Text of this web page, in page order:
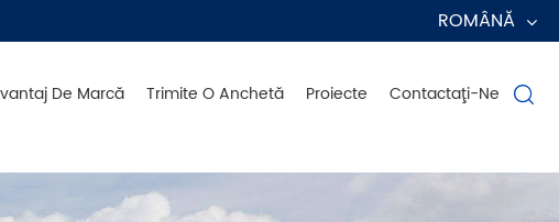
ROMÂNĂ
De Marcă Trimite O Anchetă Proiecte Contactaţi-Ne 